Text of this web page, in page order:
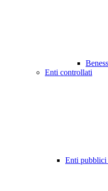
Enti controllati
Enti